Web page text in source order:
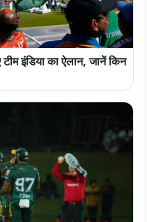
इंडिया का ऐलान, जानें किन